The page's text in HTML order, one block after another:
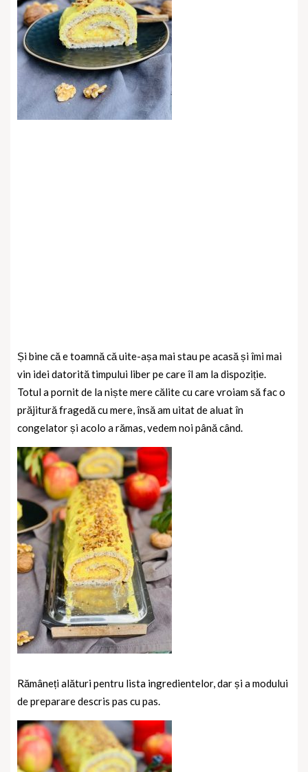
Și bine că e toamnă că uite-așa mai stau pe acasă și îmi mai
vin idei datorită timpului liber pe care îl am la dispoziție.
Totul a pornit de la niște mere călite cu care vroiam să fac o
prăjitură fragedă cu mere, însă am uitat de aluat în
congelator și acolo a rămas, vedem noi până când.
Rămâneți alături pentru lista ingredientelor, dar și a modului
de preparare descris pas cu pas.